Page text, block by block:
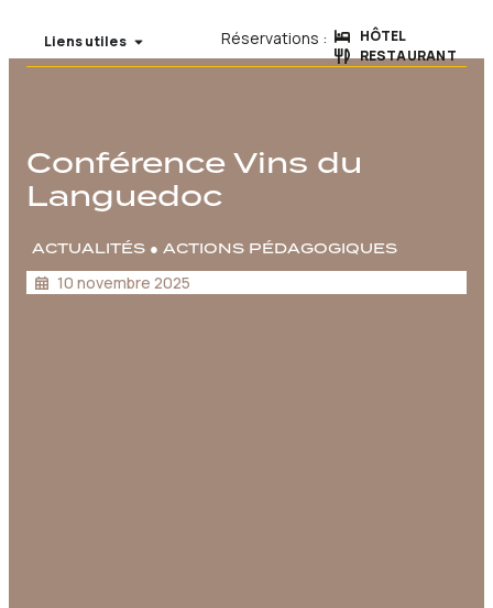
Liens utiles Réservations :
HÔTEL
RESTAURANT
Conférence Vins du
Languedoc
ACTUALITÉS ● ACTIONS PÉDAGOGIQUES
10 novembre 2025